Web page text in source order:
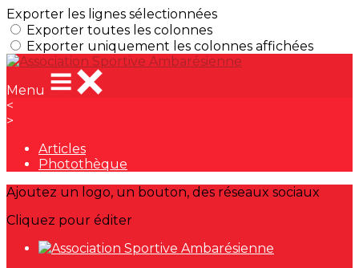
Exporter les lignes sélectionnées
Exporter toutes les colonnes
Exporter uniquement les colonnes affichées
Menu
<
>
Articles
Photothèque
Ajoutez un logo, un bouton, des réseaux sociaux
Cliquez pour éditer